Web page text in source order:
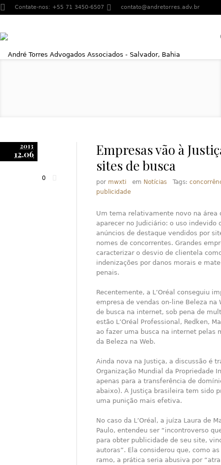
Contate-nos: +55 71 3450-6507 contato@andretorres.adv.br
2013
12.06
0
Empresas vão à
sites de busca
por mwxti em Notícias Tags:
publicidade
Um tema relativamente novo na área
aparecer no Judiciário: o uso indevido
anúncios de destaque vendidos por
nomes de concorrentes. Grandes
caracterizar o desvio de clientela
indenizações por danos morais e
penais.
Recentemente, a L’Oréal conseguiu
empresa de vendas on-line Beleza na
de busca na internet, sob pena de
estão L’Oréal Professional, Redken,
ao fazer uma busca na internet pelas
da Beleza na Web.
Ainda nova na Justiça, a discussão é
Organização Mundial da Propriedade
apenas para a transferência de
abaixo). A Justiça brasileira tem sido
uma punição mais efetiva.
No caso da L’Oréal, a juíza Laura de
Paulo, entendeu ser “incontroverso
para obter publicidade de seu site,
autoras”. Ela considerou que, como
ramo, a prática seria abusiva por